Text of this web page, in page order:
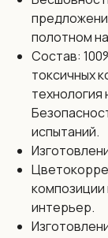
полотном
Состав:
токсичных
технология
испытаний.
интерьер.
Размеры:
Бесшовные обои Vinni
полотна
без стыков и
размерам
с максимальной
Бесшовность — это
которое позволяет
видимых швов. Обои